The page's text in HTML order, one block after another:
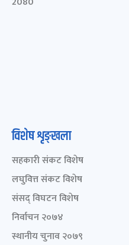
विशेष शृङ्खला
सहकारी संकट विशेष
लघुवित्त संकट विशेष
संसद् विघटन विशेष
निर्वाचन २०७४
स्थानीय चुनाव २०७९